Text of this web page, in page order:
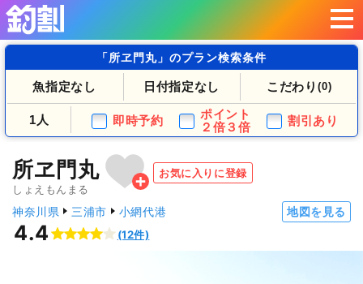
「所ヱ門丸」のプラン検索条件
魚指定なし 日付指定なし こだわり (0)
1人 即時予約
ポイント
２倍３倍
割引あり
所ヱ門丸
しょえもんまる
お気に入りに登録
神奈川県 三浦市 小網代港 地図を見る
4.4 (12件)